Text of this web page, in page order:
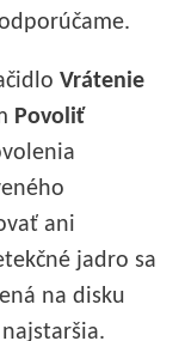
Vrátenie
Povoliť
ani
jadro sa
na disku